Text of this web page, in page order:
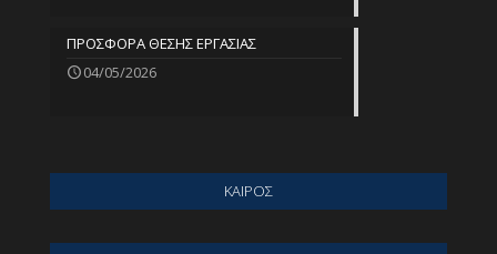
ΠΡΟΣΦΟΡΑ ΘΕΣΗΣ ΕΡΓΑΣΙΑΣ
04/05/2026
ΚΑΙΡΟΣ